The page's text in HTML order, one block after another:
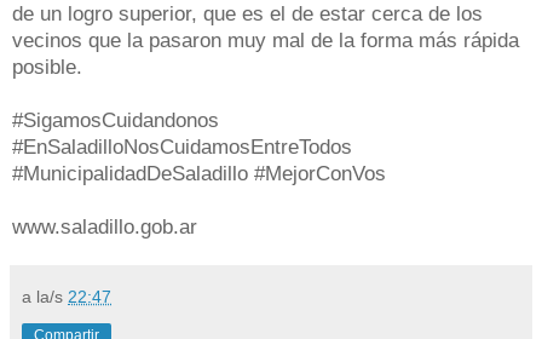
de un logro superior, que es el de estar cerca de los
vecinos que la pasaron muy mal de la forma más rápida
posible.
#SigamosCuidandonos
#EnSaladilloNosCuidamosEntreTodos
#MunicipalidadDeSaladillo #MejorConVos
www.saladillo.gob.ar
a la/s 22:47
Compartir